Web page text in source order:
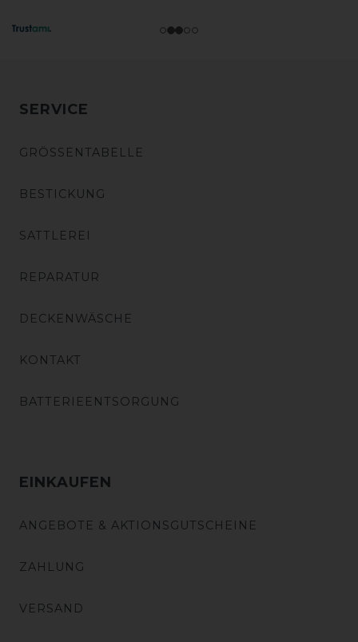
SERVICE
GRÖSSENTABELLE
BESTICKUNG
SATTLEREI
REPARATUR
DECKENWÄSCHE
KONTAKT
BATTERIEENTSORGUNG
EINKAUFEN
ANGEBOTE & AKTIONSGUTSCHEINE
ZAHLUNG
VERSAND